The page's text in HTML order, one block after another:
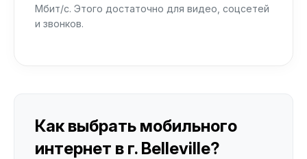
Мбит/с. Этого достаточно для видео, соцсетей
и звонков.
Как выбрать мобильного
интернет в г. Belleville?